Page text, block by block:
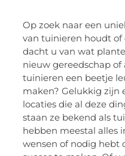
Op zoek naar een
van tuinieren houdt
dacht u van wat
nieuw gereedschap
tuinieren een beetje
maken? Gelukkig zijn
locaties die al deze
staan ze bekend als
hebben meestal alles
wensen of nodig hebt